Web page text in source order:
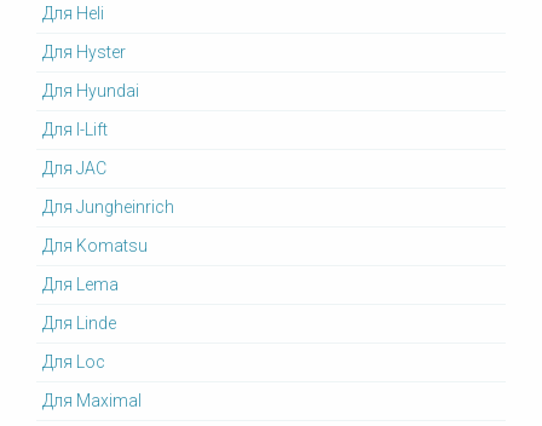
Для Heli
Для Hyster
Для Hyundai
Для I-Lift
Для JAC
Для Jungheinrich
Для Komatsu
Для Lema
Для Linde
Для Loc
Для Maximal